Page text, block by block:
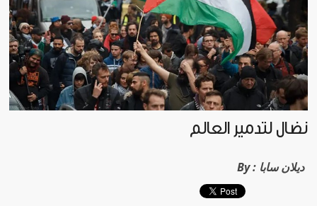
نضال لتدمير العالم
By : ديلان سابا